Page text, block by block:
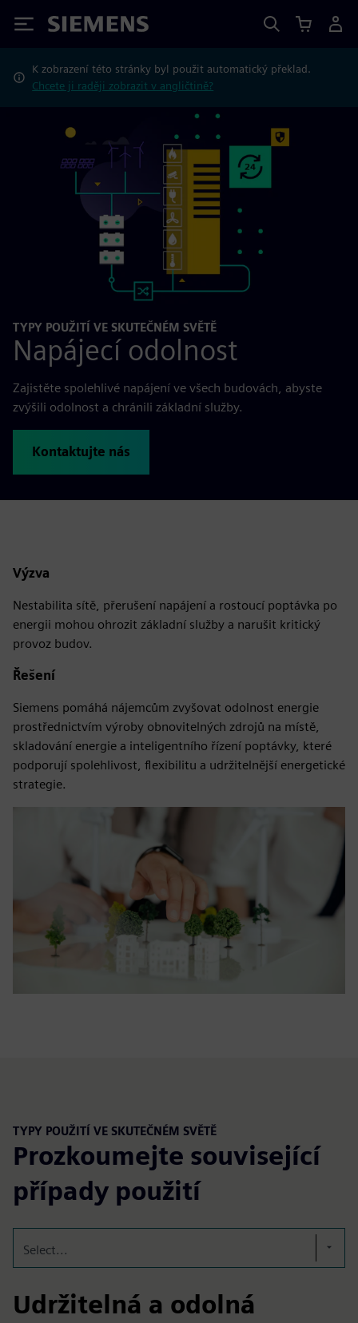
Siemens
K zobrazení této stránky byl použit automatický překlad.
Chcete ji raději zobrazit v angličtině?
TYPY POUŽITÍ VE SKUTEČNÉM SVĚTĚ
Napájecí odolnost
Zajistěte spolehlivé napájení ve všech budovách, abyste
zvýšili odolnost a chránili základní služby.
Kontaktujte nás
Výzva
Nestabilita sítě, přerušení napájení a rostoucí poptávka po
energii mohou ohrozit základní služby a narušit kritický
provoz budov.
Řešení
Siemens pomáhá nájemcům zvyšovat odolnost energie
prostřednictvím výroby obnovitelných zdrojů na místě,
skladování energie a inteligentního řízení poptávky, které
podporují spolehlivost, flexibilitu a udržitelnější energetické
strategie.
TYPY POUŽITÍ VE SKUTEČNÉM SVĚTĚ
Prozkoumejte související
případy použití
Select...
Udržitelná a odolná